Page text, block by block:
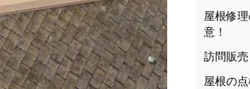
屋根修
意！
訪問販
屋根の